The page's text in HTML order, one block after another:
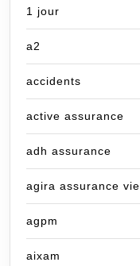
1 jour
a2
accidents
active assurance
adh assurance
agira assurance vie
agpm
aixam